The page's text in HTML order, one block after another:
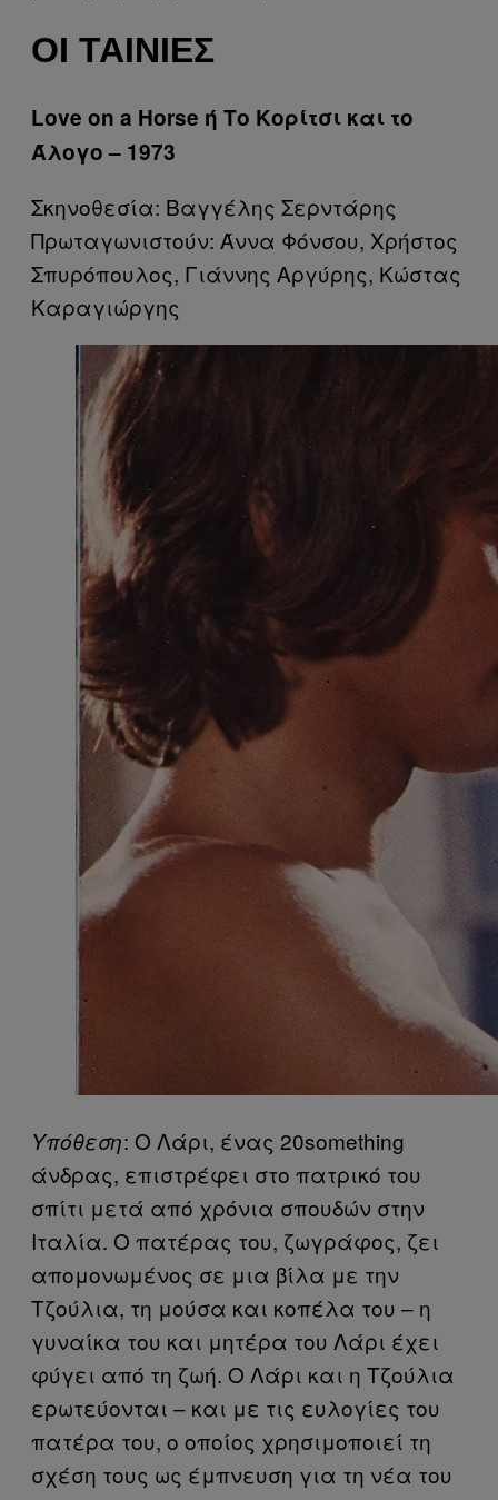
ΟΙ ΤΑΙΝΊΕΣ
Love on a Horse ή Το Κορίτσι και το
Άλογο – 1973
Σκηνοθεσία: Βαγγέλης Σερντάρης
Πρωταγωνιστούν: Άννα Φόνσου, Χρήστος
Σπυρόπουλος, Γιάννης Αργύρης, Κώστας
Καραγιώργης
Υπόθεση: Ο Λάρι, ένας 20something
άνδρας, επιστρέφει στο πατρικό του
σπίτι μετά από χρόνια σπουδών στην
Ιταλία. Ο πατέρας του, ζωγράφος, ζει
απομονωμένος σε μια βίλα με την
Τζούλια, τη μούσα και κοπέλα του – η
γυναίκα του και μητέρα του Λάρι έχει
φύγει από τη ζωή. Ο Λάρι και η Τζούλια
ερωτεύονται – και με τις ευλογίες του
πατέρα του, ο οποίος χρησιμοποιεί τη
σχέση τους ως έμπνευση για τη νέα του